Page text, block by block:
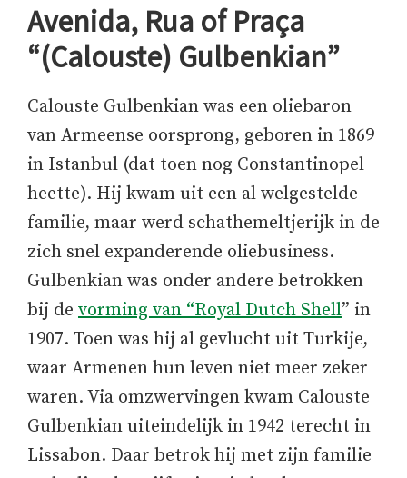
Avenida, Rua of Praça
“(Calouste) Gulbenkian”
Calouste Gulbenkian was een oliebaron
van Armeense oorsprong, geboren in 1869
in Istanbul (dat toen nog Constantinopel
heette). Hij kwam uit een al welgestelde
familie, maar werd schathemeltjerijk in de
zich snel expanderende oliebusiness.
Gulbenkian was onder andere betrokken
bij de vorming van “Royal Dutch Shell” in
1907. Toen was hij al gevlucht uit Turkije,
waar Armenen hun leven niet meer zeker
waren. Via omzwervingen kwam Calouste
Gulbenkian uiteindelijk in 1942 terecht in
Lissabon. Daar betrok hij met zijn familie